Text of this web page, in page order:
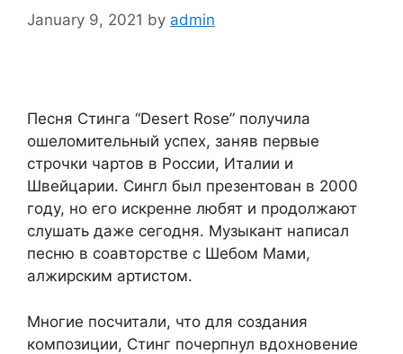
January 9, 2021 by admin
Песня Стинга “Desert Rose” получила
ошеломительный успех, заняв первые
строчки чартов в России, Италии и
Швейцарии. Сингл был презентован в 2000
году, но его искренне любят и продолжают
слушать даже сегодня. Музыкант написал
песню в соавторстве с Шебом Мами,
алжирским артистом.
Многие посчитали, что для создания
композиции, Стинг почерпнул вдохновение